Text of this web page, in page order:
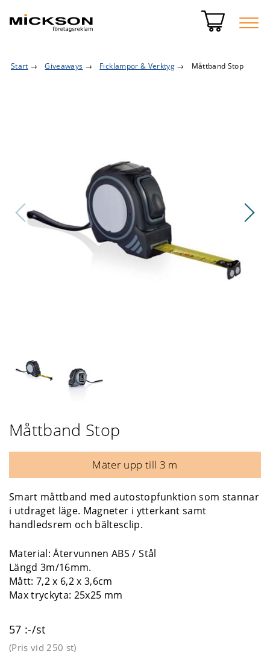
Start → Giveaways → Ficklampor & Verktyg → Måttband Stop
Måttband Stop
Mäter upp till 3 m
Smart måttband med autostopfunktion som stannar
i utdraget läge. Magneter i ytterkant samt
handledsrem och bältesclip.
Material: Återvunnen ABS / Stål
Längd 3m/16mm.
Mått: 7,2 x 6,2 x 3,6cm
Max tryckyta: 25x25 mm
57 :-/st
(Pris vid 250 st)